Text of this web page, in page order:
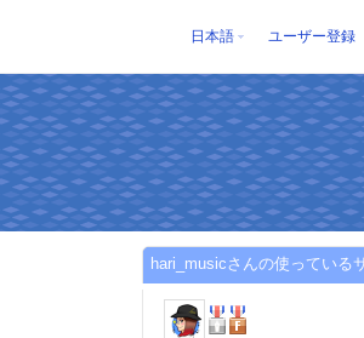
日本語 ユーザー登録
hari_musicさんの使っている